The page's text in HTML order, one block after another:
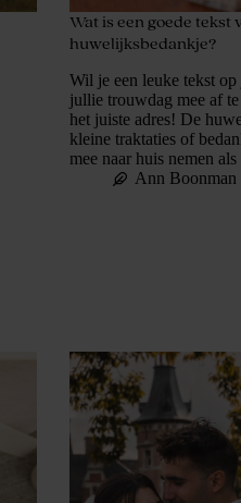
Wat is een goede tekst
huwelijksbedankje?
Wil je een leuke tekst
jullie trouwdag mee af
het juiste adres! De
kleine traktaties of
mee naar huis nemen
Ann Boonman